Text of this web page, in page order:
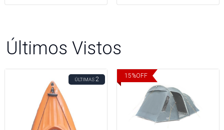
Últimos Vistos
ÚLTIMAS2 15%OFF